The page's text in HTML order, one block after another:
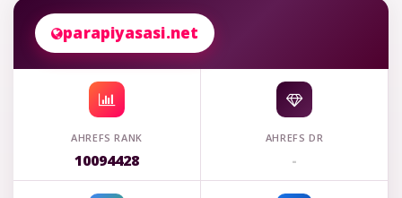
parapiyasasi.net
AHREFS RANK
10094428
AHREFS DR
-